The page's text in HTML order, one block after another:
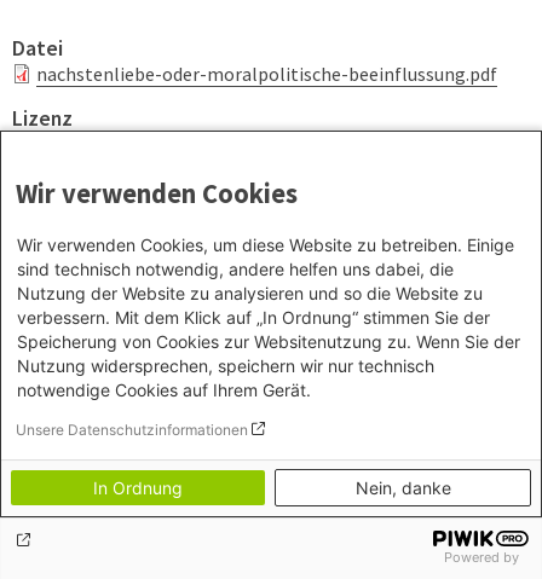
Datei
nachstenliebe-oder-moralpolitische-beeinflussung.pdf
Lizenz
Footer menu
Datenschutz
Impressum
Wir verwenden Cookies
Wir verwenden Cookies, um diese Website zu betreiben. Einige
sind technisch notwendig, andere helfen uns dabei, die
Nutzung der Website zu analysieren und so die Website zu
verbessern. Mit dem Klick auf „In Ordnung“ stimmen Sie der
Speicherung von Cookies zur Websitenutzung zu. Wenn Sie der
Nutzung widersprechen, speichern wir nur technisch
notwendige Cookies auf Ihrem Gerät.
Unsere Datenschutzinformationen
In Ordnung Nein, danke
Powered by